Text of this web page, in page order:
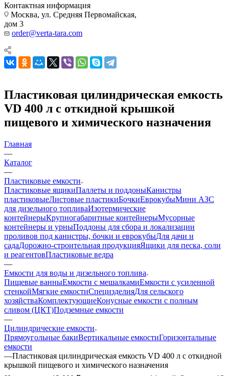
Контактная информация
Москва, ул. Средняя Первомайская,
дом 3
order@verta-tara.com
Пластиковая цилиндрическая емкость
VD 400 л с откидной крышкой
пищевого и химического назначения
Главная
—
Каталог
—
Пластиковые емкости
Пластиковые ящикиПаллеты и поддоныКанистры
пластиковыеЛистовые пластикиБочкиЕврокубыМини АЗС
для дизельного топливаИзотермические
контейнерыКрупногабаритные контейнерыМусорные
контейнеры и урныПоддоны для сбора и локализации
проливов под канистры, бочки и еврокубыДля дачи и
садаДорожно-строительная продукцияЯщики для песка, соли
и реагентовПластиковые ведра
—
Емкости для воды и дизельного топлива
Пищевые ванныЕмкости с мешалкамиЕмкости с усиленной
стенкойМягкие емкостиСпецизделияДля сельского
хозяйстваКомплектующиеКонусные емкости с полным
сливом (ЦКТ)Подземные емкости
—
Цилиндрические емкости
Прямоугольные бакиВертикальные емкостиГоризонтальные
емкости
—Пластиковая цилиндрическая емкость VD 400 л с откидной
крышкой пищевого и химического назначения